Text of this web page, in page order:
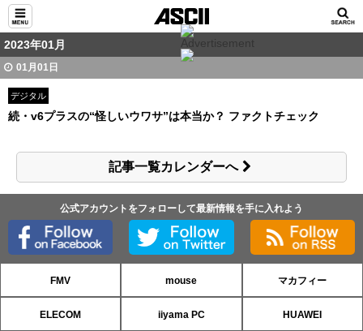
2023年01月
01月01日
デジタル
続・v6プラスの“怪しいウワサ”は本当か？ ファクトチェック
記事一覧カレンダーへ
公式アカウントをフォローして最新情報を手に入れよう
FMV mouse マカフィー
ELECOM iiyama PC HUAWEI